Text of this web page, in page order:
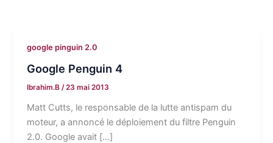
google pinguin 2.0
Google Penguin 4
Ibrahim.B /23 mai 2013
Matt Cutts, le responsable de la lutte antispam du
moteur, a annoncé le déploiement du filtre Penguin
2.0. Google avait […]